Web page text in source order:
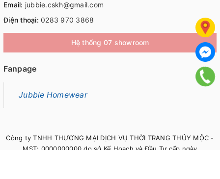
Email: jubbie.cskh@gmail.com
Điện thoại: 0283 970 3868
Hệ thống 07 showroom
Công ty TNHH THƯƠNG MẠI DỊCH VỤ THỜI TRANG THỦY MỘC -
MST: 0000000000 do sở Kế Hoạch và Đầu Tư cấp ngày
Fanpage
Jubbie Homewear